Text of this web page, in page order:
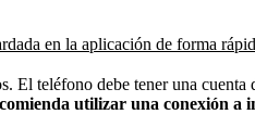
en la aplicación de forma
El teléfono debe tener una
utilizar una conexión